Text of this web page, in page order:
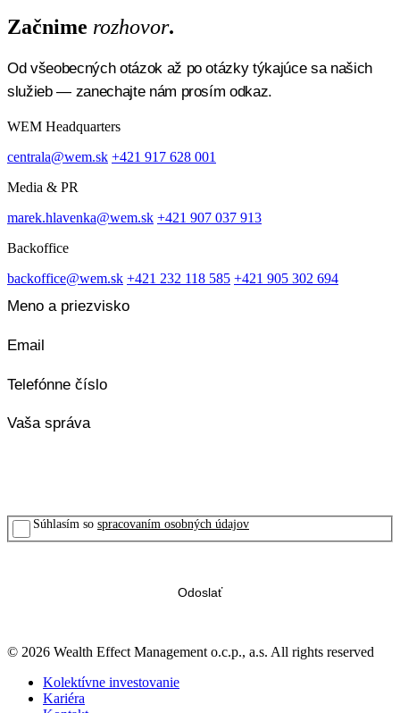
Začnime rozhovor.
Od všeobecných otázok až po otázky týkajúce sa našich
služieb — zanechajte nám prosím odkaz.
WEM Headquarters
centrala@wem.sk +421 917 628 001
Media & PR
marek.hlavenka@wem.sk +421 907 037 913
Backoffice
backoffice@wem.sk +421 232 118 585 +421 905 302 694
Súhlasím so spracovaním osobných údajov
© 2026 Wealth Effect Management o.c.p., a.s. All rights reserved
Kolektívne investovanie
Kariéra